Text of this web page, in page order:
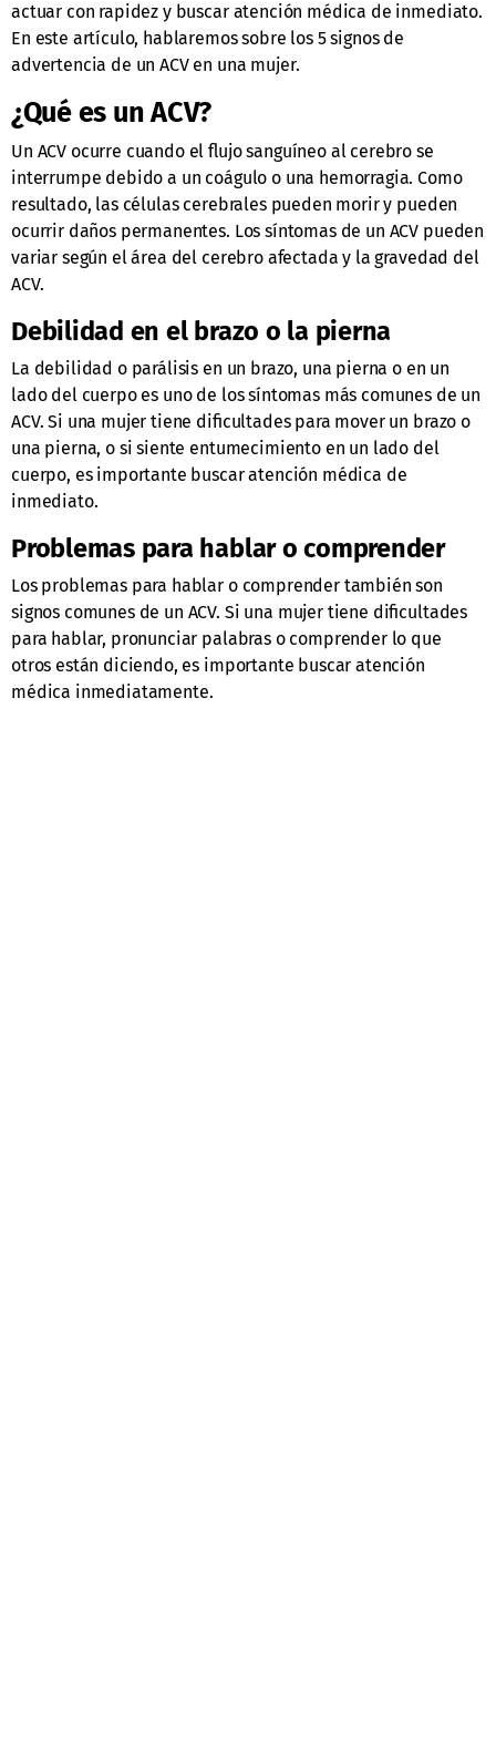
actuar con rapidez y buscar atención médica de inmediato.
En este artículo, hablaremos sobre los 5 signos de
advertencia de un ACV en una mujer.
¿Qué es un ACV?
Un ACV ocurre cuando el flujo sanguíneo al cerebro se
interrumpe debido a un coágulo o una hemorragia. Como
resultado, las células cerebrales pueden morir y pueden
ocurrir daños permanentes. Los síntomas de un ACV pueden
variar según el área del cerebro afectada y la gravedad del
ACV.
Debilidad en el brazo o la pierna
La debilidad o parálisis en un brazo, una pierna o en un
lado del cuerpo es uno de los síntomas más comunes de un
ACV. Si una mujer tiene dificultades para mover un brazo o
una pierna, o si siente entumecimiento en un lado del
cuerpo, es importante buscar atención médica de
inmediato.
Problemas para hablar o comprender
Los problemas para hablar o comprender también son
signos comunes de un ACV. Si una mujer tiene dificultades
para hablar, pronunciar palabras o comprender lo que
otros están diciendo, es importante buscar atención
médica inmediatamente.